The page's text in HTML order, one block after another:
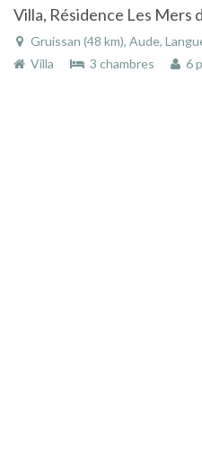
Gruissan (48 km), Aude,
Villa
3 chambres 6